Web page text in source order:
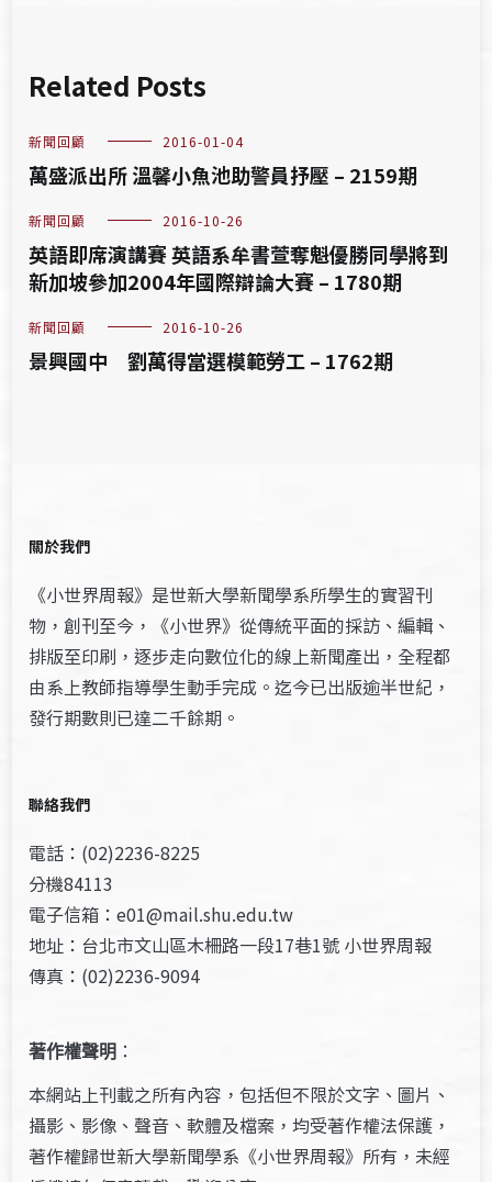
Related Posts
新聞回顧 2016-01-04
萬盛派出所 溫馨小魚池助警員抒壓 – 2159期
新聞回顧 2016-10-26
英語即席演講賽 英語系牟書萱奪魁優勝同學將到
新加坡參加2004年國際辯論大賽 – 1780期
新聞回顧 2016-10-26
景興國中 劉萬得當選模範勞工 – 1762期
關於我們
《小世界周報》是世新大學新聞學系所學生的實習刊
物，創刊至今，《小世界》從傳統平面的採訪、編輯、
排版至印刷，逐步走向數位化的線上新聞產出，全程都
由系上教師指導學生動手完成。迄今已出版逾半世紀，
發行期數則已達二千餘期。
聯絡我們
電話：(02)2236-8225
分機84113
電子信箱：e01@mail.shu.edu.tw
地址：台北市文山區木柵路一段17巷1號 小世界周報
傳真：(02)2236-9094
著作權聲明 ：
本網站上刊載之所有內容，包括但不限於文字、圖片、
攝影、影像、聲音、軟體及檔案，均受著作權法保護，
著作權歸世新大學新聞學系《小世界周報》所有，未經